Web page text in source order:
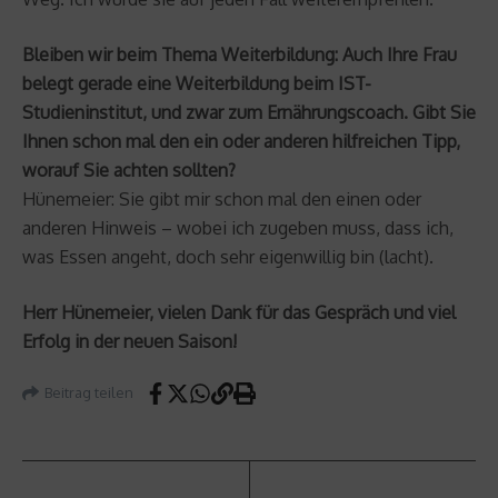
Bleiben wir beim Thema Weiterbildung: Auch Ihre Frau
belegt gerade eine Weiterbildung beim IST-
Studieninstitut, und zwar zum Ernährungscoach. Gibt Sie
Ihnen schon mal den ein oder anderen hilfreichen Tipp,
worauf Sie achten sollten?
Hünemeier: Sie gibt mir schon mal den einen oder
anderen Hinweis – wobei ich zugeben muss, dass ich,
was Essen angeht, doch sehr eigenwillig bin (lacht).
Herr Hünemeier, vielen Dank für das Gespräch und viel
Erfolg in der neuen Saison!
Beitrag teilen